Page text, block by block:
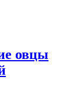
овцы